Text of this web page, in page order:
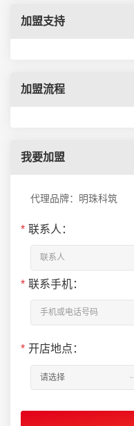
加盟支持
加盟流程
我要加盟
代理品牌：明珠科筑
* 联系人：
* 联系手机：
* 开店地点：